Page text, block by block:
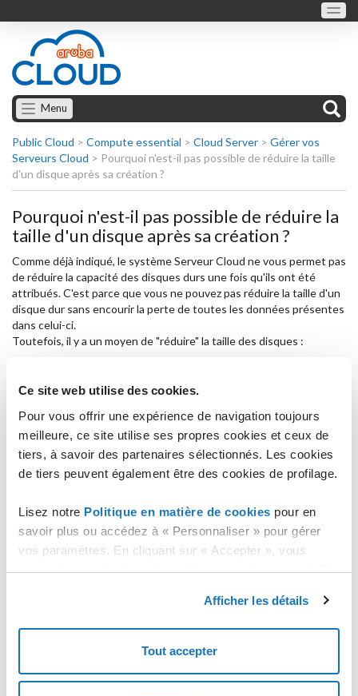
Ce site web utilise des cookies.
Pour vous offrir une expérience de navigation toujours
meilleure, ce site utilise ses propres cookies et ceux de
tiers, à savoir des partenaires sélectionnés. Les cookies
de tiers peuvent également être des cookies de profilage.
Lisez notre Politique en matière de cookies pour en
savoir plus ou accédez à « Personnaliser » pour gérer
vos paramètres. En cliquant sur « Accepter », vous
consentez au stockage de cookies sur votre appareil. En
stockage des cookies nécessaires.
Afficher les détails
Tout accepter
Menu
Public Cloud > Compute essential > Cloud Server > Gérer vos
Serveurs Cloud > Pourquoi n'est-il pas possible de réduire la taille
d'un disque après sa création ?
Pourquoi n'est-il pas possible de réduire la
taille d'un disque après sa création ?
Comme déjà indiqué, le système Serveur Cloud ne vous permet pas
de réduire la capacité des disques durs une fois qu'ils ont été
attribués. C'est parce que vous ne pouvez pas réduire la taille d'un
disque dur sans encourir la perte de toutes les données présentes
dans celui-ci.
Toutefois, il y a un moyen de "réduire" la taille des disques :
Copiez les données du premier disque vers le second
Supprimez le premier disque
En prenant compte du coût horaire des ressources, cette
opération n'est pas coûteuse pour le client.
l'usage impropre ou sans soin ni compétence, peuvent
causer la perte partielle et / ou totale des données, et dans
certains cas peuvent perturber le bon fonctionnement de la
machine virtuelle. L'utilisation de ce guide sans avoir les
compétences appropriées n'est pas recommandé. Aruba
S.p.A. n'accepte aucune responsabilité pour tout problème
ou dommage causé par l'utilisation de ces guides.